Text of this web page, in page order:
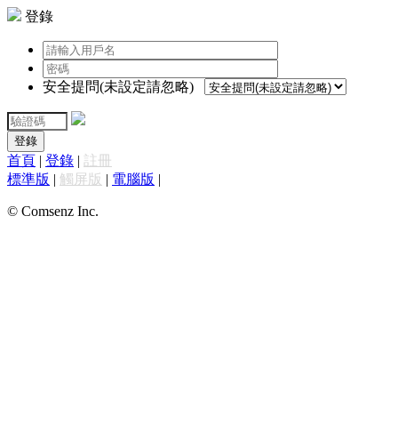
登錄
安全提問(未設定請忽略)
登錄
首頁 | 登錄 | 註冊
標準版 | 觸屏版 | 電腦版 |
© Comsenz Inc.